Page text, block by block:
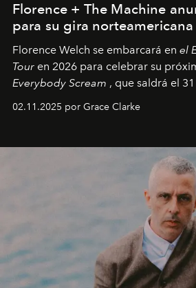
Florence + The Machine
para su gira
Florence Welch se embarcará en el
Tour en 2026 para celebrar su
Everybody Scream , que saldrá el
fechas en Norteamérica a partir de
02.11.2025 por Grace Clarke